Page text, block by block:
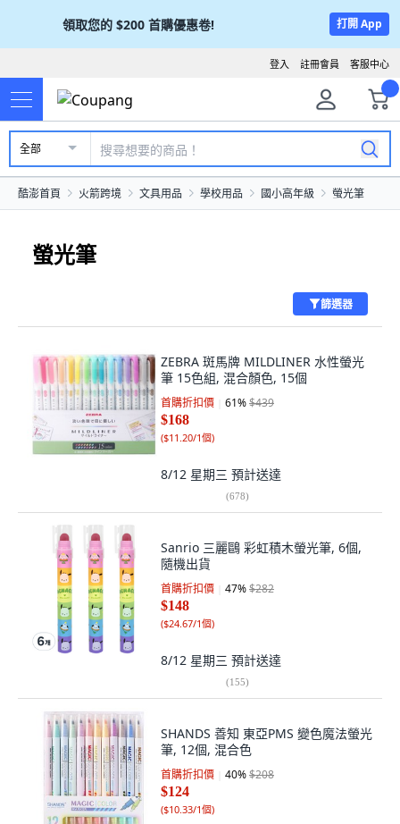
領取您的 $200 首購優惠卷! 打開 App
客服中心
註冊會員
登入
全部
酷澎首頁 火箭跨境 文具用品 學校用品 國小高年級 螢光筆
螢光筆
篩選器
ZEBRA 斑馬牌 MILDLINER 水性螢光
筆 15色組, 混合顏色, 15個
首購折扣價 61%$439
$168
($11.20/1個)
8/12 星期三 預計送達
(678)
Sanrio 三麗鷗 彩虹積木螢光筆, 6個,
隨機出貨
首購折扣價 47%$282
$148
($24.67/1個)
8/12 星期三 預計送達
(155)
SHANDS 善知 東亞PMS 變色魔法螢光
筆, 12個, 混合色
首購折扣價 40%$208
$124
($10.33/1個)